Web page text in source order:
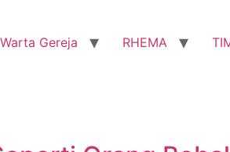
Warta Gereja RHEMA